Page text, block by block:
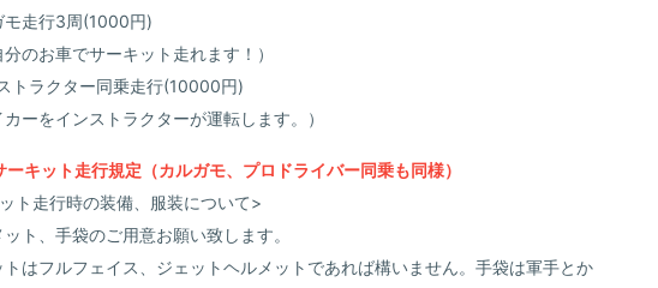
モ走行3周(1000円)
のお車でサーキット走れます！）
トラクター同乗走行(10000円)
ーをインストラクターが運転します。）
キット走行規定（カルガモ、プロドライバー同乗も同様）
ト走行時の装備、服装について>
ット、手袋のご用意お願い致します。
トはフルフェイス、ジェットヘルメットであれば構いません。手袋は軍手とか